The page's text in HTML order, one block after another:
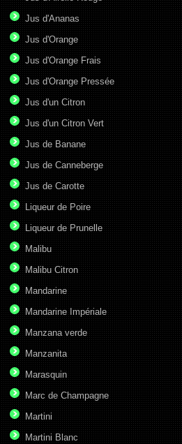
Jus d'Ananas
Jus d'Orange
Jus d'Orange Frais
Jus d'Orange Pressée
Jus d'un Citron
Jus d'un Citron Vert
Jus de Banane
Jus de Canneberge
Jus de Carotte
Liqueur de Poire
Liqueur de Prunelle
Malibu
Malibu Citron
Mandarine
Mandarine Impériale
Manzana verde
Manzanita
Marasquin
Marc de Champagne
Martini
Martini Blanc